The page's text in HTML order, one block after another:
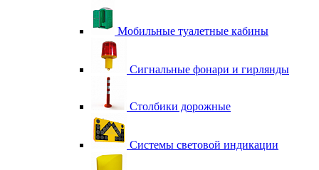
Мобильные туалетные кабины
Сигнальные фонари и гирлянды
Столбики дорожные
Системы световой индикации